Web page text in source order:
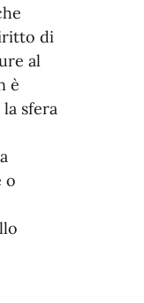
di
al
è
sfera
o